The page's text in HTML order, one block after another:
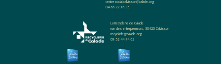
centresocial.calvisson@calade.org
04 66 22 16 35
La Recyclerie de Calade
rue des entrepreneurs, 30420 Calvisson
recyclade@calade.org
09 52 44 74 62